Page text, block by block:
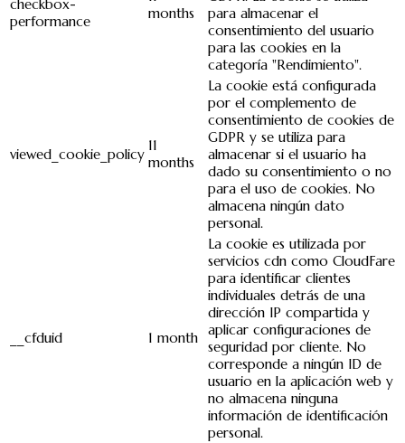
checkbox-
performance
months
para almacenar el
consentimiento del usuario
para las cookies en la
categoría "Rendimiento".
viewed_cookie_policy
11
months
La cookie está configurada
por el complemento de
consentimiento de cookies de
GDPR y se utiliza para
almacenar si el usuario ha
dado su consentimiento o no
para el uso de cookies. No
almacena ningún dato
personal.
__cfduid 1 month
La cookie es utilizada por
servicios cdn como CloudFare
para identificar clientes
individuales detrás de una
dirección IP compartida y
aplicar configuraciones de
seguridad por cliente. No
corresponde a ningún ID de
usuario en la aplicación web y
no almacena ninguna
información de identificación
personal.